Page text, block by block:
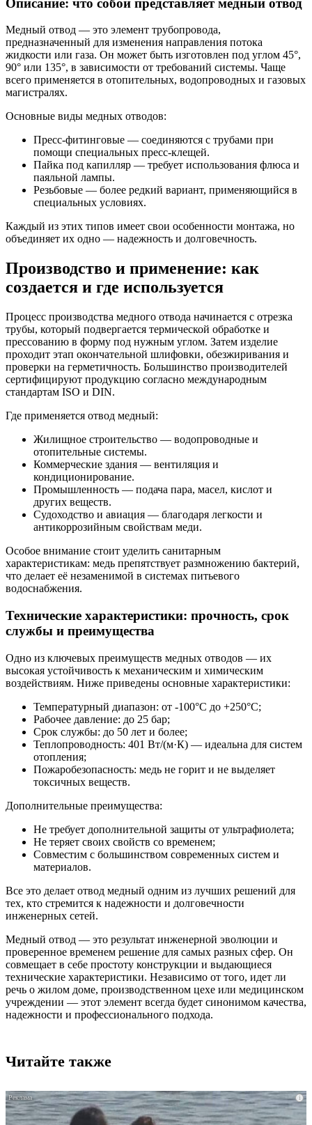
Медный отвод — это элемент трубопровода,
предназначенный для изменения направления потока
жидкости или газа. Он может быть изготовлен под углом 45°,
90° или 135°, в зависимости от требований системы. Чаще
всего применяется в отопительных, водопроводных и газовых
магистралях.
Основные виды медных отводов:
Пресс-фитинговые — соединяются с трубами при
помощи специальных пресс-клещей.
Пайка под капилляр — требует использования флюса и
паяльной лампы.
Резьбовые — более редкий вариант, применяющийся в
специальных условиях.
Каждый из этих типов имеет свои особенности монтажа, но
объединяет их одно — надежность и долговечность.
Производство и применение: как
создается и где используется
Процесс производства медного отвода начинается с отрезка
трубы, который подвергается термической обработке и
прессованию в форму под нужным углом. Затем изделие
проходит этап окончательной шлифовки, обезжиривания и
проверки на герметичность. Большинство производителей
сертифицируют продукцию согласно международным
стандартам ISO и DIN.
Где применяется отвод медный:
Жилищное строительство — водопроводные и
отопительные системы.
Коммерческие здания — вентиляция и
кондиционирование.
Промышленность — подача пара, масел, кислот и
других веществ.
Судоходство и авиация — благодаря легкости и
антикоррозийным свойствам меди.
Особое внимание стоит уделить санитарным
характеристикам: медь препятствует размножению бактерий,
что делает её незаменимой в системах питьевого
водоснабжения.
Технические характеристики: прочность, срок
службы и преимущества
Одно из ключевых преимуществ медных отводов — их
высокая устойчивость к механическим и химическим
воздействиям. Ниже приведены основные характеристики:
Температурный диапазон: от -100°C до +250°C;
Рабочее давление: до 25 бар;
Срок службы: до 50 лет и более;
Теплопроводность: 401 Вт/(м·К) — идеальна для систем
отопления;
Пожаробезопасность: медь не горит и не выделяет
токсичных веществ.
Дополнительные преимущества:
Не требует дополнительной защиты от ультрафиолета;
Не теряет своих свойств со временем;
Совместим с большинством современных систем и
материалов.
Все это делает отвод медный одним из лучших решений для
тех, кто стремится к надежности и долговечности
инженерных сетей.
Медный отвод — это результат инженерной эволюции и
проверенное временем решение для самых разных сфер. Он
совмещает в себе простоту конструкции и выдающиеся
технические характеристики. Независимо от того, идет ли
речь о жилом доме, производственном цехе или медицинском
учреждении — этот элемент всегда будет синонимом качества,
надежности и профессионального подхода.
Читайте также
i